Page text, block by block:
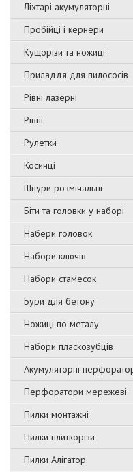
Ліхтарі акумуляторні
Пробійці і кернери
Кущорізи та ножиці
Приладдя для пилососів
Рівні лазерні
Рівні
Рулетки
Косинці
Шнури розмічальні
Біти та головки у наборі
Набери головок
Набори ключів
Набори стамесок
Бури для бетону
Ножиці по металу
Набори пласкозубців
Акумуляторні
Перфоратори мережеві
Пилки монтажні
Пилки плиткорізи
Пилки Алігатор